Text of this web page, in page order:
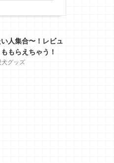
人集合〜！レビュ
もらえちゃう！
犬グッズ